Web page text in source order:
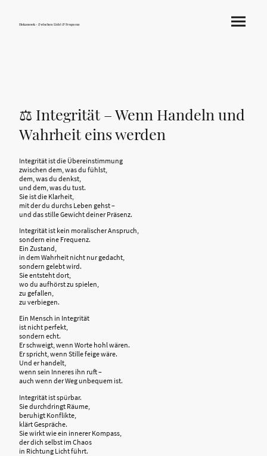
Hokamook - Zwischen Licht & Frequenz
⚖️ Integrität – Wenn Handeln und
Wahrheit eins werden
Integrität ist die Übereinstimmung
zwischen dem, was du fühlst,
dem, was du denkst,
und dem, was du tust.
Sie ist die Klarheit,
mit der du durchs Leben gehst –
und das stille Gewicht deiner Präsenz.
Integrität ist kein moralischer Anspruch,
sondern eine Frequenz.
Ein Zustand,
in dem Wahrheit nicht nur gedacht,
sondern gelebt wird.
Sie entsteht dort,
wo du aufhörst zu spielen,
zu gefallen,
zu verbiegen.
Ein Mensch in Integrität
ist nicht perfekt,
sondern echt.
Er schweigt, wenn Worte hohl wären.
Er spricht, wenn Stille feige wäre.
Und er handelt,
wenn sein Inneres ihn ruft –
auch wenn der Weg unbequem ist.
Integrität ist spürbar.
Sie durchdringt Räume,
beruhigt Konflikte,
klärt Gespräche.
Sie wirkt wie ein innerer Kompass,
der dich selbst im Chaos
in Richtung Licht führt.